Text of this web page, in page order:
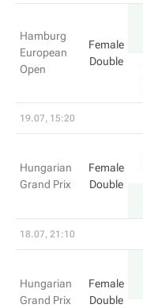
Hamburg
European
Open
Female
Double
19.07, 15:20
Hungarian
Grand Prix
Female
Double
18.07, 21:10
Hungarian
Grand Prix
Female
Double